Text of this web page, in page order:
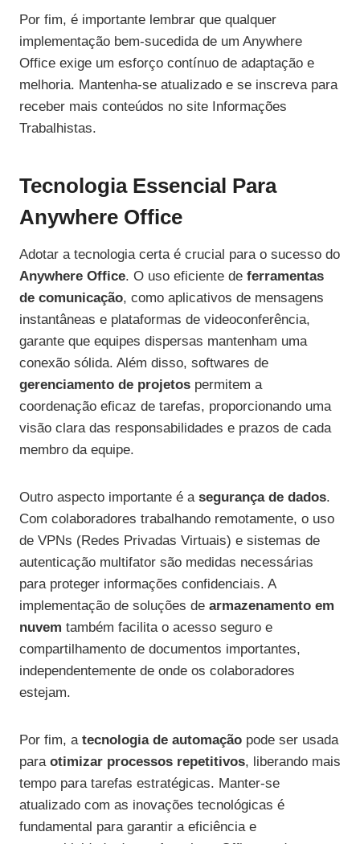
Por fim, é importante lembrar que qualquer
implementação bem-sucedida de um Anywhere
Office exige um esforço contínuo de adaptação e
melhoria. Mantenha-se atualizado e se inscreva para
receber mais conteúdos no site Informações
Trabalhistas.
Tecnologia Essencial Para
Anywhere Office
Adotar a tecnologia certa é crucial para o sucesso do
Anywhere Office. O uso eficiente de ferramentas
de comunicação, como aplicativos de mensagens
instantâneas e plataformas de videoconferência,
garante que equipes dispersas mantenham uma
conexão sólida. Além disso, softwares de
gerenciamento de projetos permitem a
coordenação eficaz de tarefas, proporcionando uma
visão clara das responsabilidades e prazos de cada
membro da equipe.
Outro aspecto importante é a segurança de dados.
Com colaboradores trabalhando remotamente, o uso
de VPNs (Redes Privadas Virtuais) e sistemas de
autenticação multifator são medidas necessárias
para proteger informações confidenciais. A
implementação de soluções de armazenamento em
nuvem também facilita o acesso seguro e
compartilhamento de documentos importantes,
independentemente de onde os colaboradores
estejam.
Por fim, a tecnologia de automação pode ser usada
para otimizar processos repetitivos, liberando mais
tempo para tarefas estratégicas. Manter-se
atualizado com as inovações tecnológicas é
fundamental para garantir a eficiência e